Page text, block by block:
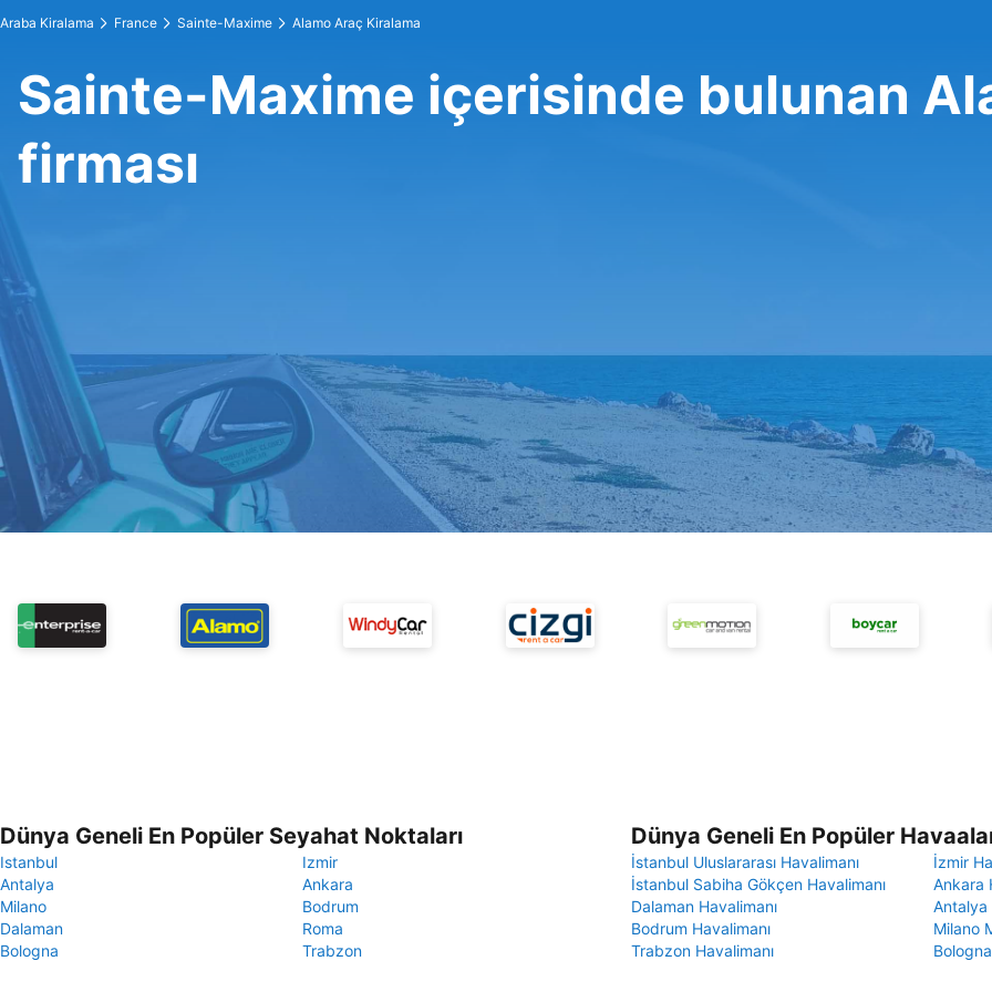
Araba Kiralama France Sainte-Maxime Alamo Araç Kiralama
Sainte-Maxime içerisinde bulunan
firması
Dünya Geneli En Popüler Seyahat Noktaları
Istanbul
Izmir
Antalya
Ankara
Milano
Bodrum
Dalaman
Roma
Bologna
Trabzon
Dünya Geneli En Popüler
İstanbul Uluslararası Havalimanı
İzmir
İstanbul Sabiha Gökçen Havalimanı
Ankara
Dalaman Havalimanı
Antalya
Bodrum Havalimanı
Milano
Trabzon Havalimanı